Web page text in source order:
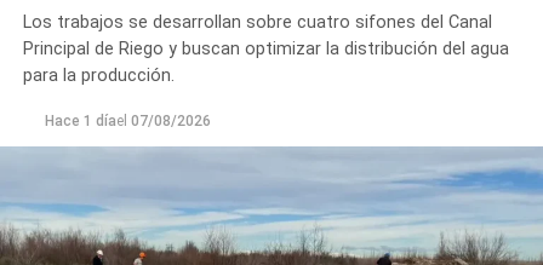
Los trabajos se desarrollan sobre cuatro sifones del Canal
Principal de Riego y buscan optimizar la distribución del agua
para la producción.
Hace 1 díael 07/08/2026